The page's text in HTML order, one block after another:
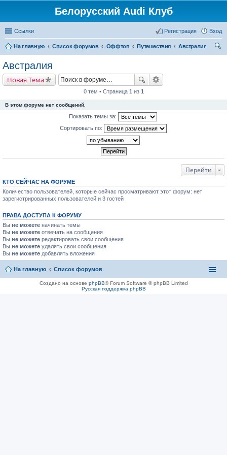
Белорусский Audi Клуб
Ссылки Вход
Регистрация
На главную Список форумов Оффтоп Путешествия
Австралия
Австралия
Новая Тема
0 тем • Страница 1 из 1
В этом форуме нет сообщений.
Показать темы за:
Сортировать по:
Перейти
КТО СЕЙЧАС НА ФОРУМЕ
Количество пользователей, которые сейчас просматривают этот форум: нет
зарегистрированных пользователей и 3 гостей
ПРАВА ДОСТУПА К ФОРУМУ
Вы не можете начинать темы
Вы не можете отвечать на сообщения
Вы не можете редактировать свои сообщения
Вы не можете удалять свои сообщения
Вы не можете добавлять вложения
На главную Список форумов
Создано на основе phpBB® Forum Software © phpBB Limited
Русская поддержка phpBB